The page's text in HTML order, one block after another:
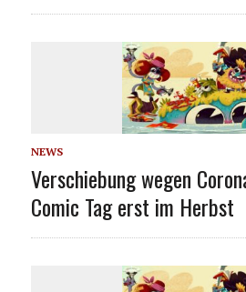
NEWS
Verschiebung wegen
Comic Tag erst im Herbst